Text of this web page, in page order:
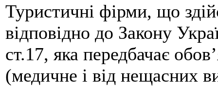
Туристичні фірми, що
відповідно до Закону
ст.17, яка передбачає
(медичне і від нещасних